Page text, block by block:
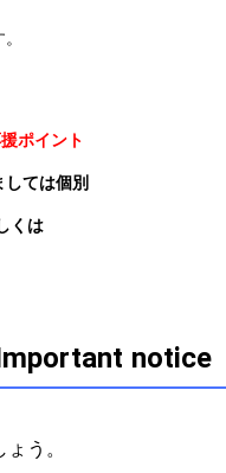
ポイント
ては個別
くは
notice
う。